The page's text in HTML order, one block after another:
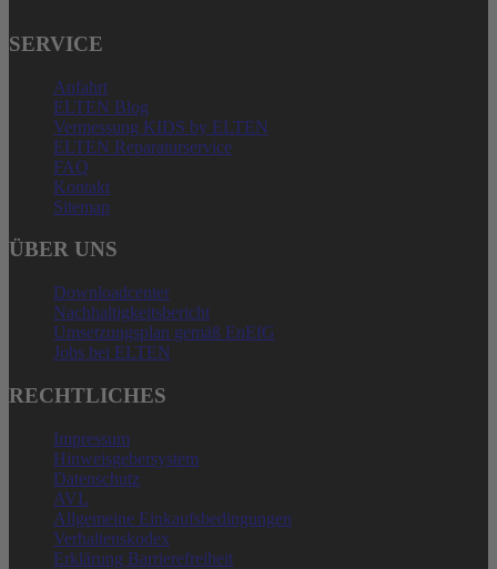
SERVICE
Anfahrt
ELTEN Blog
Vermessung KIDS by ELTEN
ELTEN Reparaturservice
FAQ
Kontakt
Sitemap
ÜBER UNS
Downloadcenter
Nachhaltigkeitsbericht
Umsetzungsplan gemäß EnEfG
Jobs bei ELTEN
RECHTLICHES
Impressum
Hinweisgebersystem
Datenschutz
AVL
Allgemeine Einkaufsbedingungen
Verhaltenskodex
Erklärung Barrierefreiheit